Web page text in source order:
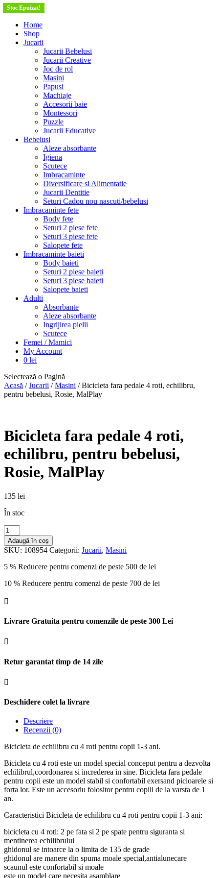
Home
Shop
Jucarii
Jucarii Bebelusi
Jucarii Creative
Joc de rol
Masini
Papusi
Machiaje
Accesorii baie
Montessori
Puzzle
Jucarii Educative
Bebelusi
Aleze absorbante
Igiena
Scutece
Imbracaminte
Diversificare si Alimentatie
Jucarii Dentitie
Seturi Cadou nou nascuti/bebelusi
Imbracaminte fete
Body fete
Seturi 2 piese fete
Seturi 3 piese fete
Salopete fete
Imbracaminte baieti
Body baieti
Seturi 2 piese baieti
Seturi 3 piese baieti
Salopete baieti
Adulti
Absorbante
Aleze absorbante
Ingrijirea pielii
Scutece
Femei / Mamici
My Account
0 lei
Selectează o Pagină
Acasă /Jucarii /Masini / Bicicleta fara pedale 4 roti, echilibru,
pentru bebelusi, Rosie, MalPlay
Bicicleta fara pedale 4 roti,
echilibru, pentru bebelusi,
Rosie, MalPlay
135 lei
În stoc
Cantitate
Bicicleta
fara
pedale
4
echilibru,
bebelusi,
MalPlay
Adaugă în coș
SKU: 108954 Categorii: Jucarii, Masini
5 % Reducere pentru comenzi de peste 500 de lei
10 % Reducere pentru comenzi de peste 700 de lei

Livrare Gratuita pentru comenzile de peste 300 Lei

Retur garantat timp de 14 zile

Deschidere colet la livrare
Descriere
Recenzii (0)
Bicicleta de echilibru cu 4 roti pentru copii 1-3 ani.
Bicicleta cu 4 roti este un model special conceput pentru a dezvolta
echilibrul,coordonarea si increderea in sine. Bicicleta fara pedale
pentru copii este un model stabil si confortabil exersand picioarele si
forta lor. Este un accesoriu folositor pentru copiii de la varsta de 1
an.
Caracteristici Bicicleta de echilibru cu 4 roti pentru copii 1-3 ani:
bicicleta cu 4 roti: 2 pe fata si 2 pe spate pentru siguranta si
mentinerea echilibrului
ghidonul se intoarce la o limita de 135 de grade
ghidonul are manere din spuma moale special,antialunecare
scaunul este confortabil si moale
este un model care necesita asamblare
Stoc Epuizat!